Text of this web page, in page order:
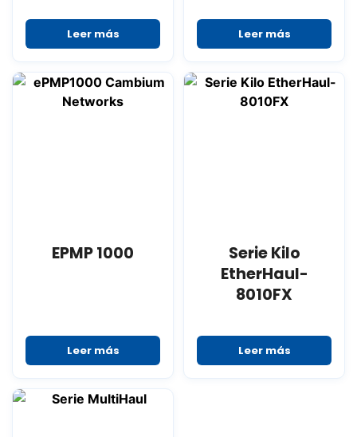
Leer más Leer más
EPMP 1000
Leer más
Serie Kilo
EtherHaul-
8010FX
Leer más